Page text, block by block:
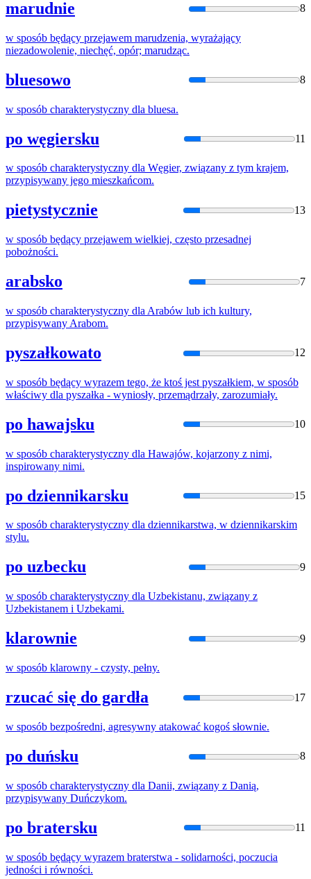
marudnie 8
w sposób będący przejawem marudzenia, wyrażający
niezadowolenie, niechęć, opór; marudząc.
bluesowo 8
w sposób charakterystyczny dla bluesa.
po węgiersku 11
w sposób charakterystyczny dla Węgier, związany z tym krajem,
przypisywany jego mieszkańcom.
pietystycznie 13
w sposób będący przejawem wielkiej, często przesadnej
pobożności.
arabsko 7
w sposób charakterystyczny dla Arabów lub ich kultury,
przypisywany Arabom.
pyszałkowato 12
w sposób będący wyrazem tego, że ktoś jest pyszałkiem, w sposób
właściwy dla pyszałka - wyniosły, przemądrzały, zarozumiały.
po hawajsku 10
w sposób charakterystyczny dla Hawajów, kojarzony z nimi,
inspirowany nimi.
po dziennikarsku 15
w sposób charakterystyczny dla dziennikarstwa, w dziennikarskim
stylu.
po uzbecku 9
w sposób charakterystyczny dla Uzbekistanu, związany z
Uzbekistanem i Uzbekami.
klarownie 9
w sposób klarowny - czysty, pełny.
rzucać się do gardła 17
w sposób bezpośredni, agresywny atakować kogoś słownie.
po duńsku 8
w sposób charakterystyczny dla Danii, związany z Danią,
przypisywany Duńczykom.
po bratersku 11
w sposób będący wyrazem braterstwa - solidarności, poczucia
jedności i równości.